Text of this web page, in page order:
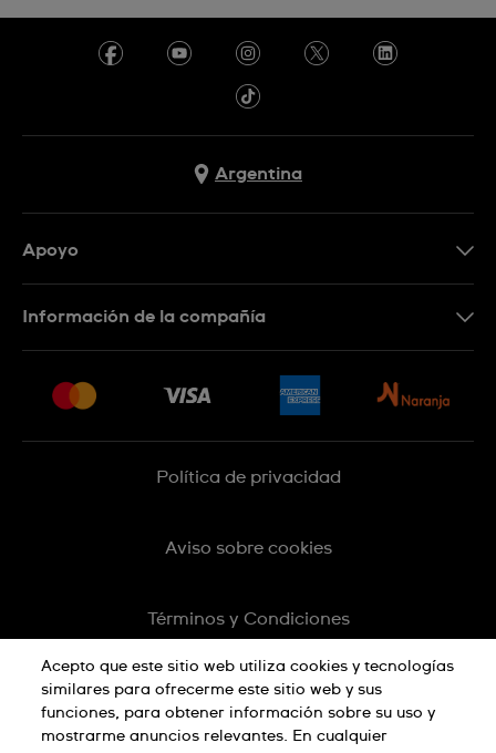
Argentina
Apoyo
Información de la compañía
Empleo
Sitemap
Política de privacidad
Aviso sobre cookies
Términos y Condiciones
Acepto que este sitio web utiliza cookies y tecnologías
similares para ofrecerme este sitio web y sus
funciones, para obtener información sobre su uso y
mostrarme anuncios relevantes. En cualquier